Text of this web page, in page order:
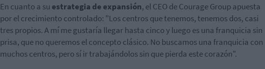
En cuanto a su estrategia de expansión, el CEO de Courage Group apuesta
por el crecimiento controlado: "Los centros que tenemos, tenemos dos, casi
tres propios. A mí me gustaría llegar hasta cinco y luego es una franquicia sin
prisa, que no queremos el concepto clásico. No buscamos una franquicia con
muchos centros, pero sí ir trabajándolos sin que pierda este corazón".